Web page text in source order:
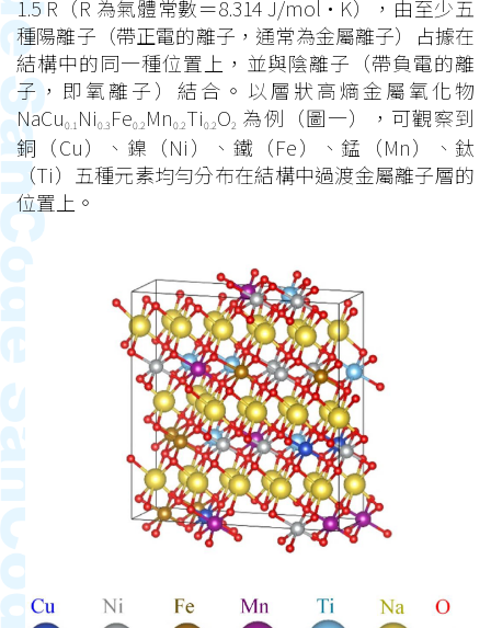
1.5 R（R 為氣體常數＝8.314 J/mol·K），由至少五
種陽離子（帶正電的離子，通常為金屬離子）占據在
結構中的同一種位置上，並與陰離子（帶負電的離
子，即氧離子）結合。以層狀高熵金屬氧化物
NaCu0.1 Ni0.3Fe0.2 Mn0.2Ti0.2O2 為例（圖一），可觀察到
銅（Cu）、鎳（Ni）、鐵（Fe）、錳（Mn）、鈦
（Ti）五種元素均勻分布在結構中過渡金屬離子層的
位置上。